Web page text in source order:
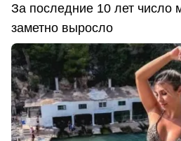
За последние 10 лет число
заметно выросло